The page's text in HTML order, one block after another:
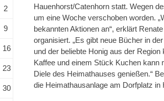
Hauenhorst/Catenhorn statt. Wegen
um eine Woche verschoben worden.
bekannten Aktionen an“, erklärt
organisiert. „Es gibt neue Bücher in
und der beliebte Honig aus der
Kaffee und einem Stück Kuchen kann
Diele des Heimathauses genießen.“
die Heimathausanlage am Dorfplatz in
2
9
16
23
30